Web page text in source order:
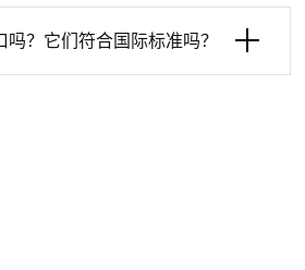
？它们符合国际标准吗？